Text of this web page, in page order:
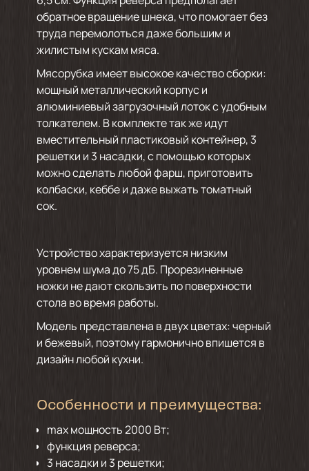
обратное вращение шнека, что помогает без
труда перемолоться даже большим и
жилистым кускам мяса.
Мясорубка имеет высокое качество сборки:
мощный металлический корпус и
алюминиевый загрузочный лоток с удобным
толкателем. В комплекте так же идут
вместительный пластиковый контейнер, 3
решетки и 3 насадки, с помощью которых
можно сделать любой фарш, приготовить
колбаски, кеббе и даже выжать томатный
сок.
Устройство характеризуется низким
уровнем шума до 75 дБ. Прорезиненные
ножки не дают скользить по поверхности
стола во время работы.
Модель представлена в двух цветах: черный
и бежевый, поэтому гармонично впишется в
дизайн любой кухни.
Особенности и преимущества:
max мощность 2000 Вт;
функция реверса;
3 насадки и 3 решетки;